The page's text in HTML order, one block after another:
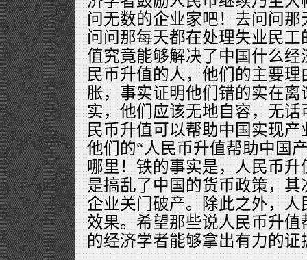
问无数的企业家吧！去问问
问问那每天都在处理失业民
值究竟能够解决了中国什么
民币升值的人，他们的主要
胀，事实证明他们错的实在
实，他们应该无地自容，无
民币升值可以帮助中国实现
他们的“人民币升值帮助中国
哪里！铁的事实是，人民币
是搞乱了中国的货币政策，
企业关门破产。除此之外，
效果。希望那些说人民币升
的经济学者能够拿出有力的证